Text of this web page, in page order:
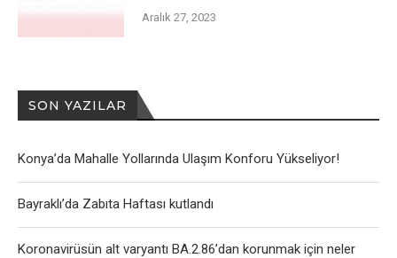
Aralık 27, 2023
SON YAZILAR
Konya’da Mahalle Yollarında Ulaşım Konforu Yükseliyor!
Bayraklı’da Zabıta Haftası kutlandı
Koronavirüsün alt varyantı BA.2.86’dan korunmak için neler